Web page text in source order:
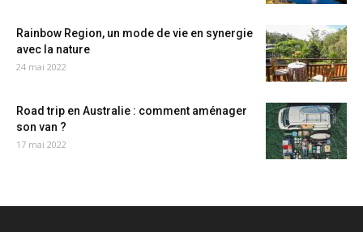
Rainbow Region, un mode de vie en synergie
avec la nature
24 mai 2022
Road trip en Australie : comment aménager
son van ?
17 mai 2022